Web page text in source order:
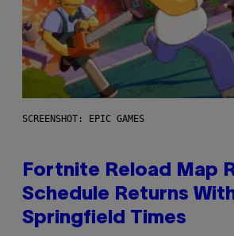
SCREENSHOT: EPIC GAMES
Fortnite Reload Map
Schedule Returns
Springfield Times